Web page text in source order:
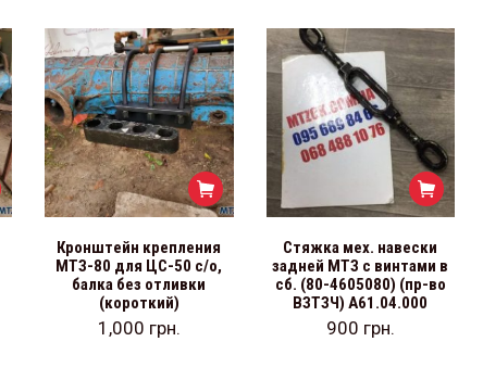
Кронштейн крепления
МТЗ-80 для ЦС-50 с/о,
балка без отливки
(короткий)
1,000 грн.
Стяжка мех. навески
задней МТЗ с винтами в
сб. (80-4605080) (пр-во
ВЗТЗЧ) А61.04.000
900 грн.